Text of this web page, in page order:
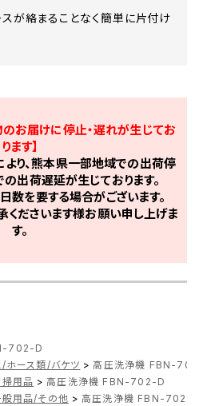
が絡まることなく簡単に片付け
お届けに停止・遅れが生じてお
ります】
り、熊本県一部地域での出荷停
出荷遅延が生じております。
数を要する場合がございます。
くださいます様お願い申し上げま
す。
702-D
ホース類/バケツ > 高圧洗浄機 FBN-
用品 > 高圧洗浄機 FBN-702-D
般用品/その他 > 高圧洗浄機 FBN-702-